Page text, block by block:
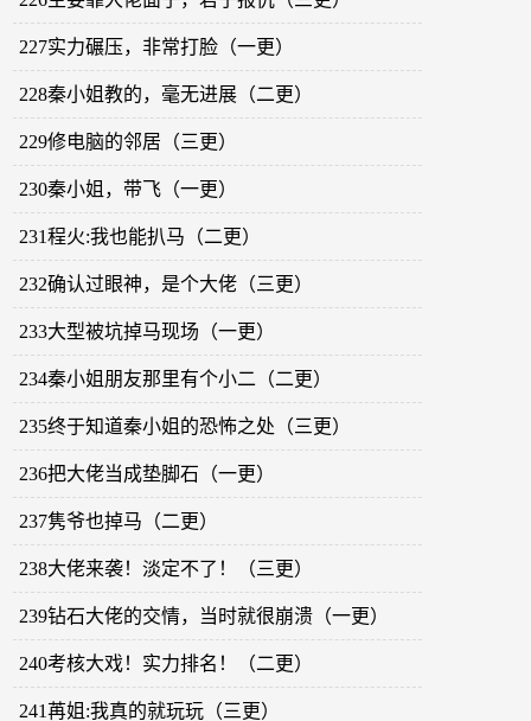
227实力碾压，非常打脸（一更）
228秦小姐教的，毫无进展（二更）
229修电脑的邻居（三更）
230秦小姐，带飞（一更）
231程火:我也能扒马（二更）
232确认过眼神，是个大佬（三更）
233大型被坑掉马现场（一更）
234秦小姐朋友那里有个小二（二更）
235终于知道秦小姐的恐怖之处（三更）
236把大佬当成垫脚石（一更）
237隽爷也掉马（二更）
238大佬来袭！淡定不了！（三更）
239钻石大佬的交情，当时就很崩溃（一更）
240考核大戏！实力排名！（二更）
241苒姐:我真的就玩玩（三更）